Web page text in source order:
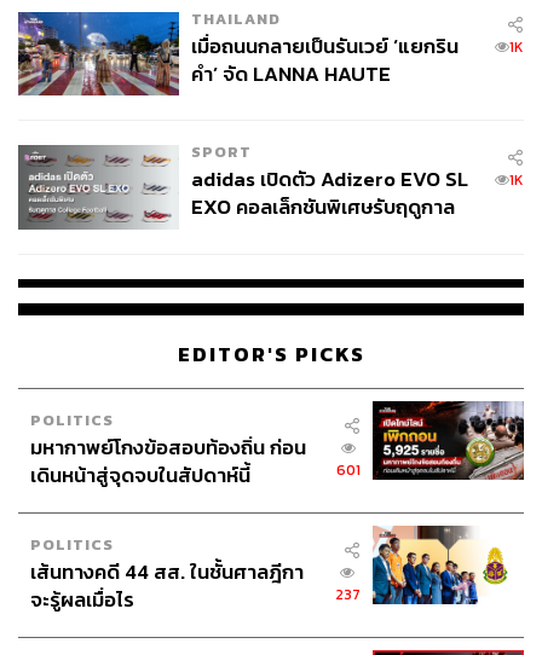
THAILAND
เมื่อถนนกลายเป็นรันเวย์ ‘แยกริน
คำ’ จัด LANNA HAUTE
1K
SPORT
adidas เปิดตัว Adizero EVO SL
EXO คอลเล็กชันพิเศษรับฤดูกาล
1K
EDITOR'S PICKS
POLITICS
มหากาพย์โกงข้อสอบท้องถิ่น ก่อน
เดินหน้าสู่จุดจบในสัปดาห์นี้
601
POLITICS
เส้นทางคดี 44 สส. ในชั้นศาลฎีกา
จะรู้ผลเมื่อไร
237